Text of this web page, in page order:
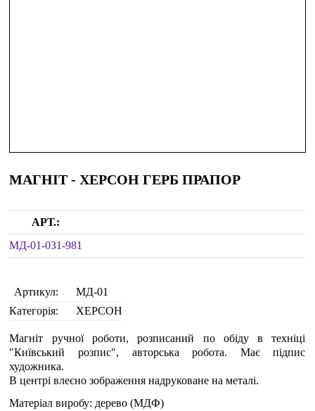
МАГНІТ - ХЕРСОН ГЕРБ ПРАПОР
АРТ.:
МД-01-031-981
Артикул:
МД-01
Категорія:
ХЕРСОН
Магніт ручної роботи, розписаний по обіду в техніці
"Київський розпис", авторська робота. Має підпис
художника.
В центрі влеєно зображення надруковане на металі.
Матеріал виробу: дерево (МДФ)